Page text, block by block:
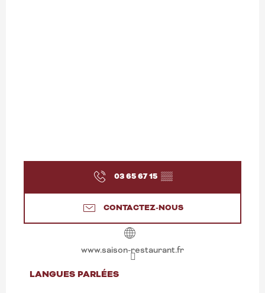
03 65 67 15 ▒▒
CONTACTEZ-NOUS
www.saison-restaurant.fr
LANGUES PARLÉES
LANGUES PARLÉES